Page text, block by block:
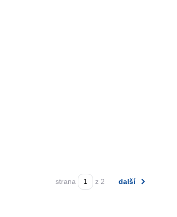
strana z 2 další